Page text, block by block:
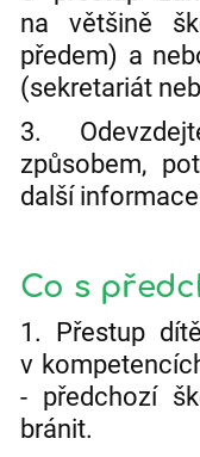
na většině
předem) a
(sekretariát
3.
způsobem,
další
Co s
1. Přestup
v
- předchozí
bránit.